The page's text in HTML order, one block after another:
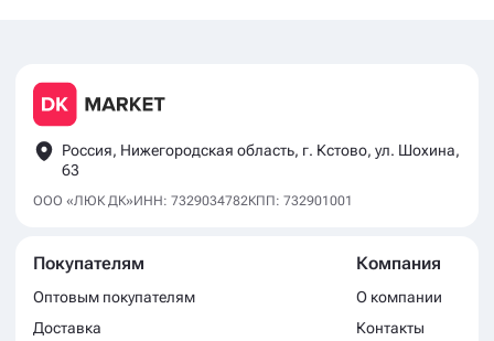
Россия, Нижегородская область, г. Кстово, ул. Шохина,
63
ООО «ЛЮК ДК»ИНН: 7329034782КПП: 732901001
Покупателям
Оптовым покупателям
Доставка
Компания
О компании
Контакты